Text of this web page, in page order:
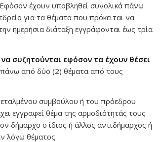
έχουν υποβληθεί συνολικά πάνω
για τα θέματα που πρόκειται να
ημερήσια διάταξη εγγράφονται έως τρία
συζητούνται εφόσον τα έχουν θέσει
από δύο (2) θέματα από τους
συμβούλου ή του πρόεδρου
εγγραφεί θέμα της αρμοδιότητάς τους
δήμαρχο ο ίδιος ή άλλος αντιδήμαρχος ή
λόγω θέματος.